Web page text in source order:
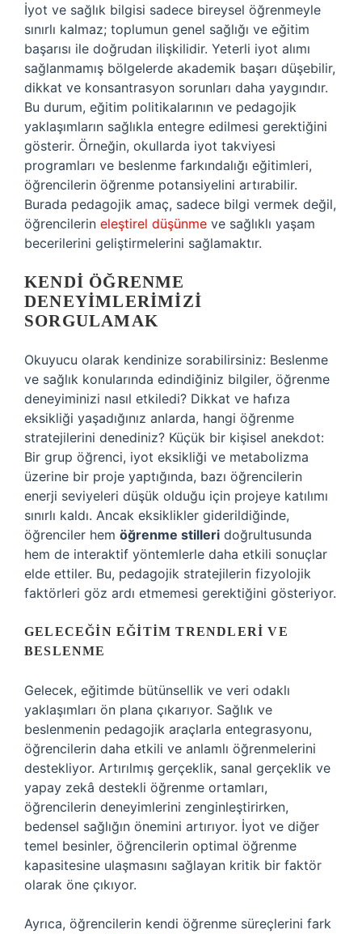
İyot ve sağlık bilgisi sadece bireysel öğrenmeyle
sınırlı kalmaz; toplumun genel sağlığı ve eğitim
başarısı ile doğrudan ilişkilidir. Yeterli iyot alımı
sağlanmamış bölgelerde akademik başarı düşebilir,
dikkat ve konsantrasyon sorunları daha yaygındır.
Bu durum, eğitim politikalarının ve pedagojik
yaklaşımların sağlıkla entegre edilmesi gerektiğini
gösterir. Örneğin, okullarda iyot takviyesi
programları ve beslenme farkındalığı eğitimleri,
öğrencilerin öğrenme potansiyelini artırabilir.
Burada pedagojik amaç, sadece bilgi vermek değil,
öğrencilerin eleştirel düşünme ve sağlıklı yaşam
becerilerini geliştirmelerini sağlamaktır.
KENDI ÖĞRENME
DENEYIMLERIMIZI
SORGULAMAK
Okuyucu olarak kendinize sorabilirsiniz: Beslenme
ve sağlık konularında edindiğiniz bilgiler, öğrenme
deneyiminizi nasıl etkiledi? Dikkat ve hafıza
eksikliği yaşadığınız anlarda, hangi öğrenme
stratejilerini denediniz? Küçük bir kişisel anekdot:
Bir grup öğrenci, iyot eksikliği ve metabolizma
üzerine bir proje yaptığında, bazı öğrencilerin
enerji seviyeleri düşük olduğu için projeye katılımı
sınırlı kaldı. Ancak eksiklikler giderildiğinde,
öğrenciler hem öğrenme stilleri doğrultusunda
hem de interaktif yöntemlerle daha etkili sonuçlar
elde ettiler. Bu, pedagojik stratejilerin fizyolojik
faktörleri göz ardı etmemesi gerektiğini gösteriyor.
GELECEĞIN EĞITIM TRENDLERI VE
BESLENME
Gelecek, eğitimde bütünsellik ve veri odaklı
yaklaşımları ön plana çıkarıyor. Sağlık ve
beslenmenin pedagojik araçlarla entegrasyonu,
öğrencilerin daha etkili ve anlamlı öğrenmelerini
destekliyor. Artırılmış gerçeklik, sanal gerçeklik ve
yapay zekâ destekli öğrenme ortamları,
öğrencilerin deneyimlerini zenginleştirirken,
bedensel sağlığın önemini artırıyor. İyot ve diğer
temel besinler, öğrencilerin optimal öğrenme
kapasitesine ulaşmasını sağlayan kritik bir faktör
olarak öne çıkıyor.
Ayrıca, öğrencilerin kendi öğrenme süreçlerini fark